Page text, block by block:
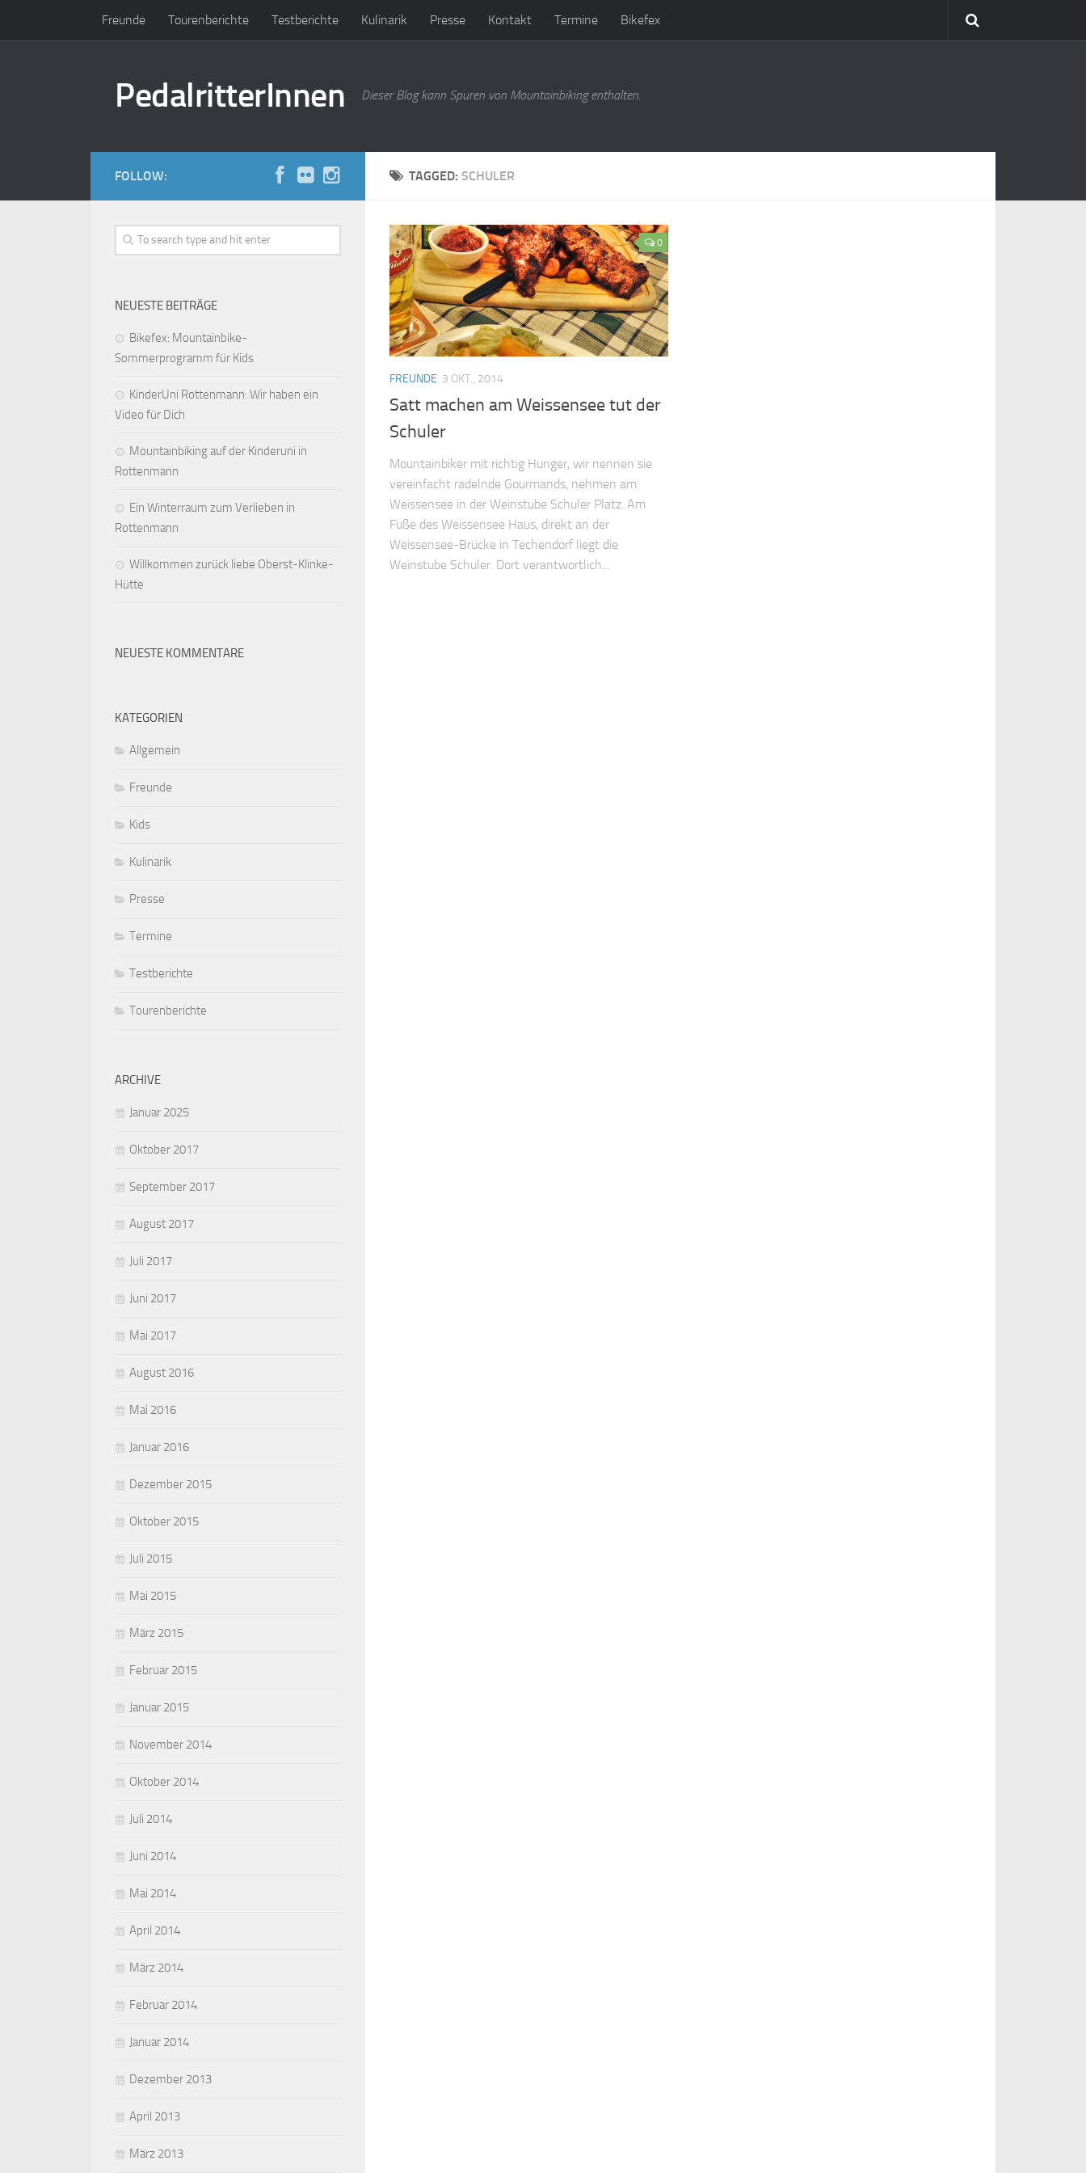
Freunde Tourenberichte Testberichte Kulinarik Presse Kontakt Termine Bikefex
PedalritterInnen Dieser Blog kann Spuren von Mountainbiking enthalten.
TAGGED: SCHULER
0
FREUNDE 3 OKT., 2014
Satt machen am Weissensee tut der
Schuler
Mountainbiker mit richtig Hunger, wir nennen sie
vereinfacht radelnde Gourmands, nehmen am
Weissensee in der Weinstube Schuler Platz. Am
Fuße des Weissensee Haus, direkt an der
Weissensee-Brücke in Techendorf liegt die
Weinstube Schuler. Dort verantwortlich...
FOLLOW:
NEUESTE BEITRÄGE
Bikefex: Mountainbike-
Sommerprogramm für Kids
KinderUni Rottenmann: Wir haben ein
Video für Dich
Mountainbiking auf der Kinderuni in
Rottenmann
Ein Winterraum zum Verlieben in
Rottenmann
Willkommen zurück liebe Oberst-Klinke-
Hütte
NEUESTE KOMMENTARE
KATEGORIEN
Allgemein
Freunde
Kids
Kulinarik
Presse
Termine
Testberichte
Tourenberichte
ARCHIVE
Januar 2025
Oktober 2017
September 2017
August 2017
Juli 2017
Juni 2017
Mai 2017
August 2016
Mai 2016
Januar 2016
Dezember 2015
Oktober 2015
Juli 2015
Mai 2015
März 2015
Februar 2015
Januar 2015
November 2014
Oktober 2014
Juli 2014
Juni 2014
Mai 2014
April 2014
März 2014
Februar 2014
Januar 2014
Dezember 2013
April 2013
März 2013